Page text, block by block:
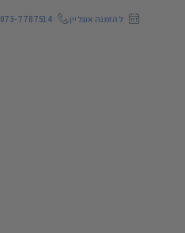
להזמנה אונליין 073-7787514